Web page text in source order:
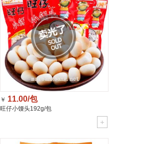
￥ 11.00/包
旺仔小馒头192g/包